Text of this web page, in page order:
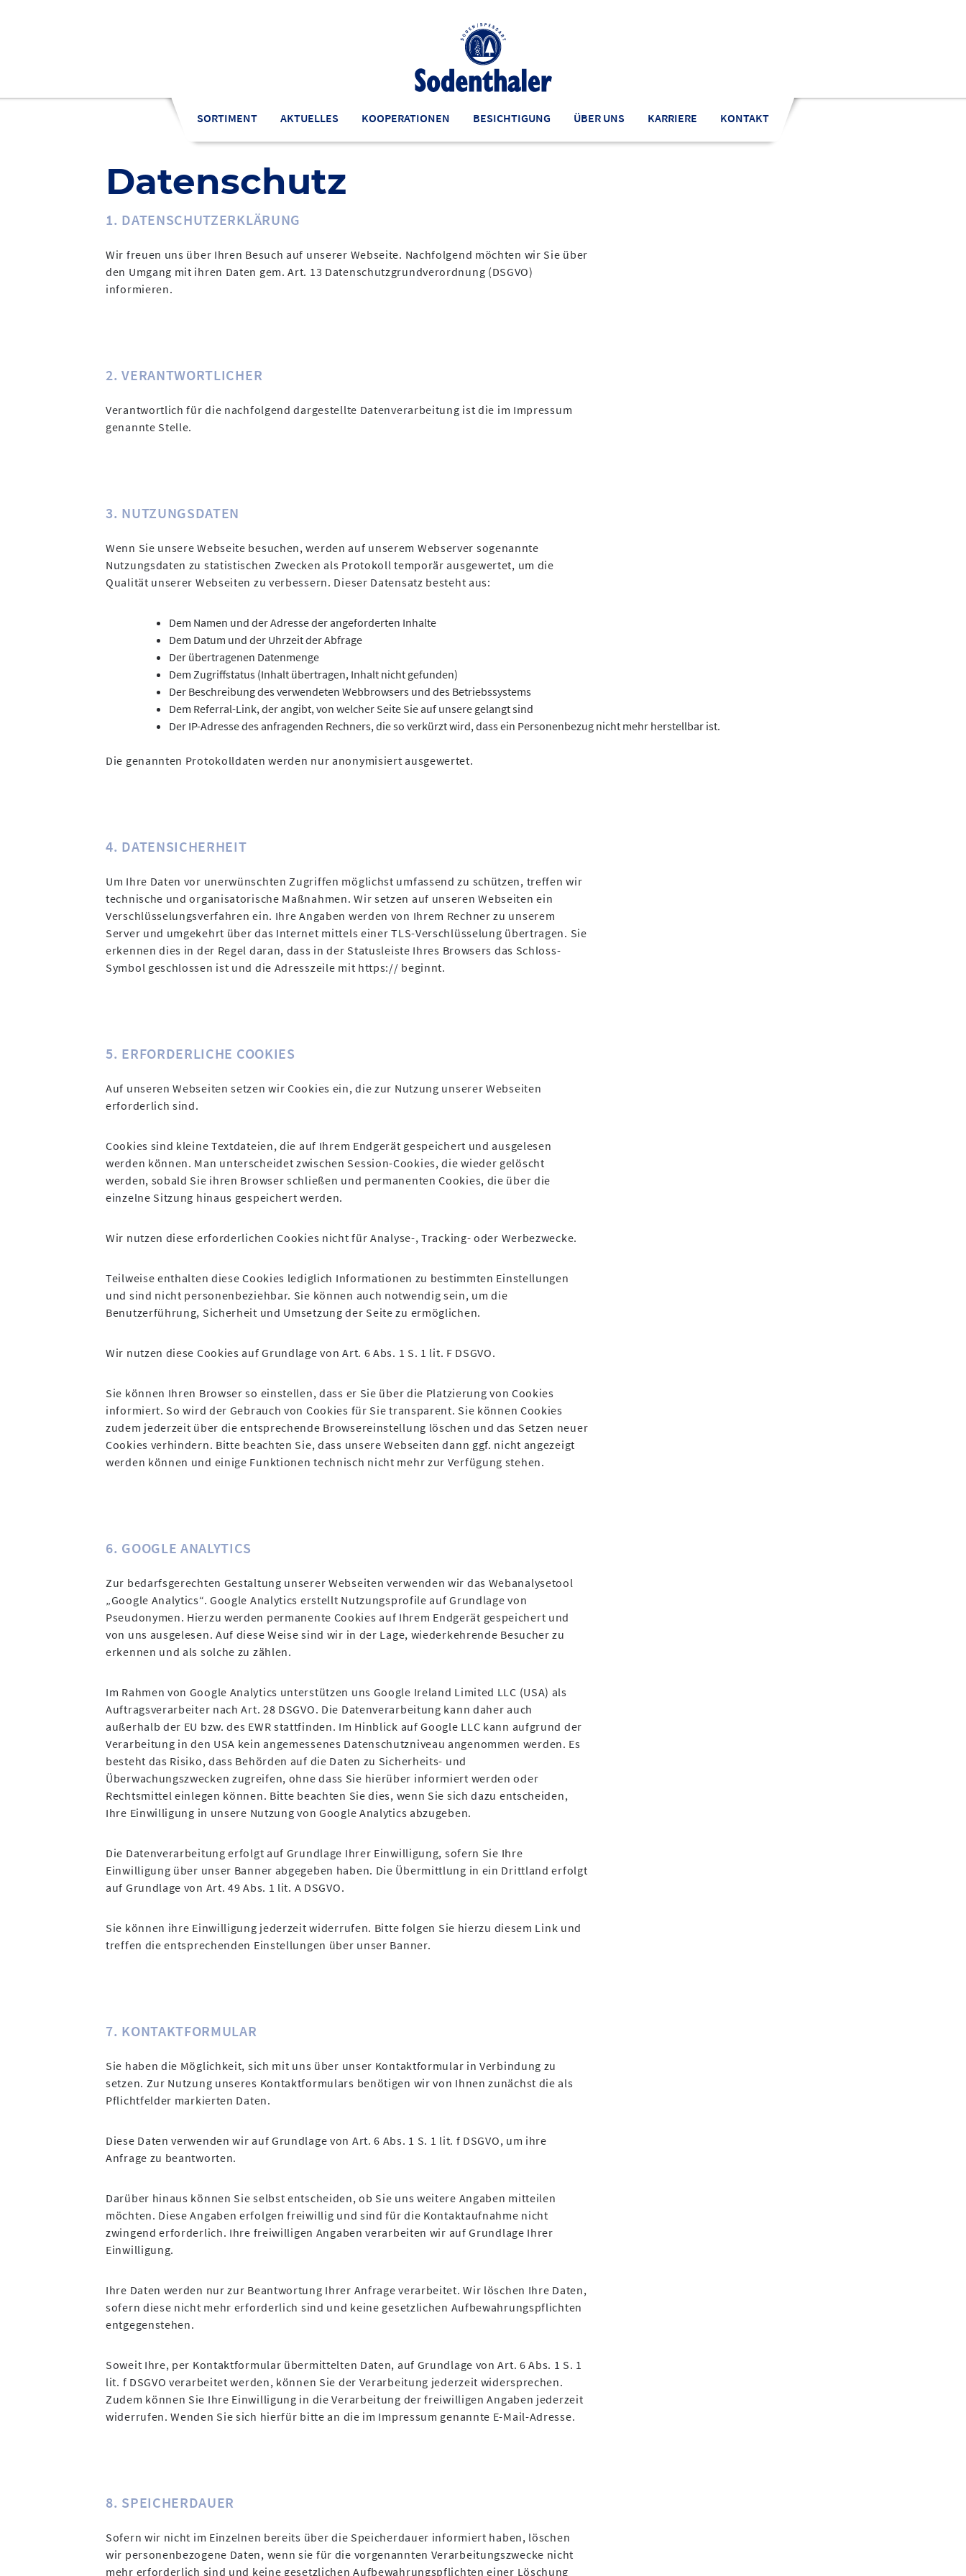
SORTIMENT AKTUELLES KOOPERATIONEN BESICHTIGUNG ÜBER UNS KARRIERE KONTAKT
Datenschutz
1. DATENSCHUTZERKLÄRUNG
Wir freuen uns über Ihren Besuch auf unserer Webseite. Nachfolgend möchten wir Sie über
den Umgang mit ihren Daten gem. Art. 13 Datenschutzgrundverordnung (DSGVO)
informieren.
2. VERANTWORTLICHER
Verantwortlich für die nachfolgend dargestellte Datenverarbeitung ist die im Impressum
genannte Stelle.
3. NUTZUNGSDATEN
Wenn Sie unsere Webseite besuchen, werden auf unserem Webserver sogenannte
Nutzungsdaten zu statistischen Zwecken als Protokoll temporär ausgewertet, um die
Qualität unserer Webseiten zu verbessern. Dieser Datensatz besteht aus:
Dem Namen und der Adresse der angeforderten Inhalte
Dem Datum und der Uhrzeit der Abfrage
Der übertragenen Datenmenge
Dem Zugriffstatus (Inhalt übertragen, Inhalt nicht gefunden)
Der Beschreibung des verwendeten Webbrowsers und des Betriebssystems
Dem Referral-Link, der angibt, von welcher Seite Sie auf unsere gelangt sind
Der IP-Adresse des anfragenden Rechners, die so verkürzt wird, dass ein Personenbezug nicht mehr herstellbar ist.
Die genannten Protokolldaten werden nur anonymisiert ausgewertet.
4. DATENSICHERHEIT
Um Ihre Daten vor unerwünschten Zugriffen möglichst umfassend zu schützen, treffen wir
technische und organisatorische Maßnahmen. Wir setzen auf unseren Webseiten ein
Verschlüsselungsverfahren ein. Ihre Angaben werden von Ihrem Rechner zu unserem
Server und umgekehrt über das Internet mittels einer TLS-Verschlüsselung übertragen. Sie
erkennen dies in der Regel daran, dass in der Statusleiste Ihres Browsers das Schloss-
Symbol geschlossen ist und die Adresszeile mit https:// beginnt.
5. ERFORDERLICHE COOKIES
Auf unseren Webseiten setzen wir Cookies ein, die zur Nutzung unserer Webseiten
erforderlich sind.
Cookies sind kleine Textdateien, die auf Ihrem Endgerät gespeichert und ausgelesen
werden können. Man unterscheidet zwischen Session-Cookies, die wieder gelöscht
werden, sobald Sie ihren Browser schließen und permanenten Cookies, die über die
einzelne Sitzung hinaus gespeichert werden.
Wir nutzen diese erforderlichen Cookies nicht für Analyse-, Tracking- oder Werbezwecke.
Teilweise enthalten diese Cookies lediglich Informationen zu bestimmten Einstellungen
und sind nicht personenbeziehbar. Sie können auch notwendig sein, um die
Benutzerführung, Sicherheit und Umsetzung der Seite zu ermöglichen.
Wir nutzen diese Cookies auf Grundlage von Art. 6 Abs. 1 S. 1 lit. F DSGVO.
Sie können Ihren Browser so einstellen, dass er Sie über die Platzierung von Cookies
informiert. So wird der Gebrauch von Cookies für Sie transparent. Sie können Cookies
zudem jederzeit über die entsprechende Browsereinstellung löschen und das Setzen neuer
Cookies verhindern. Bitte beachten Sie, dass unsere Webseiten dann ggf. nicht angezeigt
werden können und einige Funktionen technisch nicht mehr zur Verfügung stehen.
6. GOOGLE ANALYTICS
Zur bedarfsgerechten Gestaltung unserer Webseiten verwenden wir das Webanalysetool
„Google Analytics“. Google Analytics erstellt Nutzungsprofile auf Grundlage von
Pseudonymen. Hierzu werden permanente Cookies auf Ihrem Endgerät gespeichert und
von uns ausgelesen. Auf diese Weise sind wir in der Lage, wiederkehrende Besucher zu
erkennen und als solche zu zählen.
Im Rahmen von Google Analytics unterstützen uns Google Ireland Limited LLC (USA) als
Auftragsverarbeiter nach Art. 28 DSGVO. Die Datenverarbeitung kann daher auch
außerhalb der EU bzw. des EWR stattfinden. Im Hinblick auf Google LLC kann aufgrund der
Verarbeitung in den USA kein angemessenes Datenschutzniveau angenommen werden. Es
besteht das Risiko, dass Behörden auf die Daten zu Sicherheits- und
Überwachungszwecken zugreifen, ohne dass Sie hierüber informiert werden oder
Rechtsmittel einlegen können. Bitte beachten Sie dies, wenn Sie sich dazu entscheiden,
Ihre Einwilligung in unsere Nutzung von Google Analytics abzugeben.
Die Datenverarbeitung erfolgt auf Grundlage Ihrer Einwilligung, sofern Sie Ihre
Einwilligung über unser Banner abgegeben haben. Die Übermittlung in ein Drittland erfolgt
auf Grundlage von Art. 49 Abs. 1 lit. A DSGVO.
Sie können ihre Einwilligung jederzeit widerrufen. Bitte folgen Sie hierzu diesem Link und
treffen die entsprechenden Einstellungen über unser Banner.
7. KONTAKTFORMULAR
Sie haben die Möglichkeit, sich mit uns über unser Kontaktformular in Verbindung zu
setzen. Zur Nutzung unseres Kontaktformulars benötigen wir von Ihnen zunächst die als
Pflichtfelder markierten Daten.
Diese Daten verwenden wir auf Grundlage von Art. 6 Abs. 1 S. 1 lit. f DSGVO, um ihre
Anfrage zu beantworten.
Darüber hinaus können Sie selbst entscheiden, ob Sie uns weitere Angaben mitteilen
möchten. Diese Angaben erfolgen freiwillig und sind für die Kontaktaufnahme nicht
zwingend erforderlich. Ihre freiwilligen Angaben verarbeiten wir auf Grundlage Ihrer
Einwilligung.
Ihre Daten werden nur zur Beantwortung Ihrer Anfrage verarbeitet. Wir löschen Ihre Daten,
sofern diese nicht mehr erforderlich sind und keine gesetzlichen Aufbewahrungspflichten
entgegenstehen.
Soweit Ihre, per Kontaktformular übermittelten Daten, auf Grundlage von Art. 6 Abs. 1 S. 1
lit. f DSGVO verarbeitet werden, können Sie der Verarbeitung jederzeit widersprechen.
Zudem können Sie Ihre Einwilligung in die Verarbeitung der freiwilligen Angaben jederzeit
widerrufen. Wenden Sie sich hierfür bitte an die im Impressum genannte E-Mail-Adresse.
8. SPEICHERDAUER
Sofern wir nicht im Einzelnen bereits über die Speicherdauer informiert haben, löschen
wir personenbezogene Daten, wenn sie für die vorgenannten Verarbeitungszwecke nicht
mehr erforderlich sind und keine gesetzlichen Aufbewahrungspflichten einer Löschung